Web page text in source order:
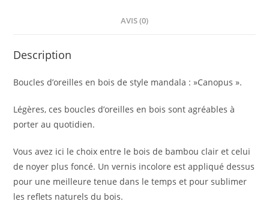
AVIS (0)
Description
Boucles d’oreilles en bois de style mandala : »Canopus ».
Légères, ces boucles d’oreilles en bois sont agréables à
porter au quotidien.
Vous avez ici le choix entre le bois de bambou clair et celui
de noyer plus foncé. Un vernis incolore est appliqué dessus
pour une meilleure tenue dans le temps et pour sublimer
les reflets naturels du bois.